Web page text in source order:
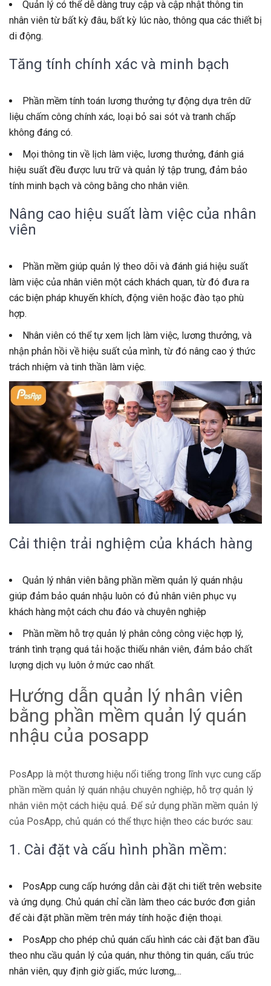
Quản lý có thể dễ dàng truy cập và cập nhật thông tin
nhân viên từ bất kỳ đâu, bất kỳ lúc nào, thông qua các thiết bị
di động.
Tăng tính chính xác và minh bạch
Phần mềm tính toán lương thưởng tự động dựa trên dữ
liệu chấm công chính xác, loại bỏ sai sót và tranh chấp
không đáng có.
Mọi thông tin về lịch làm việc, lương thưởng, đánh giá
hiệu suất đều được lưu trữ và quản lý tập trung, đảm bảo
tính minh bạch và công bằng cho nhân viên.
Nâng cao hiệu suất làm việc của nhân
viên
Phần mềm giúp quản lý theo dõi và đánh giá hiệu suất
làm việc của nhân viên một cách khách quan, từ đó đưa ra
các biện pháp khuyến khích, động viên hoặc đào tạo phù
hợp.
Nhân viên có thể tự xem lịch làm việc, lương thưởng, và
nhận phản hồi về hiệu suất của mình, từ đó nâng cao ý thức
trách nhiệm và tinh thần làm việc.
Cải thiện trải nghiệm của khách hàng
Quản lý nhân viên bằng phần mềm quản lý quán nhậu
giúp đảm bảo quán nhậu luôn có đủ nhân viên phục vụ
khách hàng một cách chu đáo và chuyên nghiệp
Phần mềm hỗ trợ quản lý phân công công việc hợp lý,
tránh tình trạng quá tải hoặc thiếu nhân viên, đảm bảo chất
lượng dịch vụ luôn ở mức cao nhất.
Hướng dẫn quản lý nhân viên
bằng phần mềm quản lý quán
nhậu của posapp
PosApp là một thương hiệu nổi tiếng trong lĩnh vực cung cấp
phần mềm quản lý quán nhậu chuyên nghiệp, hỗ trợ quản lý
nhân viên một cách hiệu quả. Để sử dụng phần mềm quản lý
của PosApp, chủ quán có thể thực hiện theo các bước sau:
1. Cài đặt và cấu hình phần mềm:
PosApp cung cấp hướng dẫn cài đặt chi tiết trên website
và ứng dụng. Chủ quán chỉ cần làm theo các bước đơn giản
để cài đặt phần mềm trên máy tính hoặc điện thoại.
PosApp cho phép chủ quán cấu hình các cài đặt ban đầu
theo nhu cầu quản lý của quán, như thông tin quán, cấu trúc
nhân viên, quy định giờ giấc, mức lương,...